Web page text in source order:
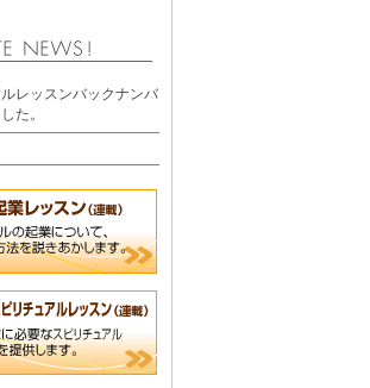
レッスンバックナンバ
た。